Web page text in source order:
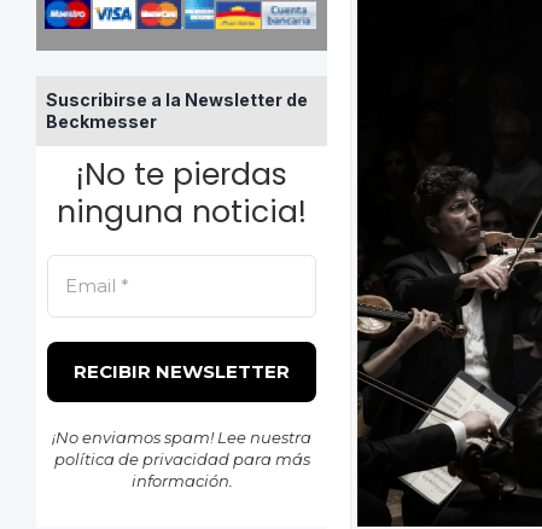
Suscribirse a la Newsletter de
Beckmesser
¡No te pierdas
ninguna noticia!
¡No enviamos spam! Lee nuestra
política de privacidadpara más
información.